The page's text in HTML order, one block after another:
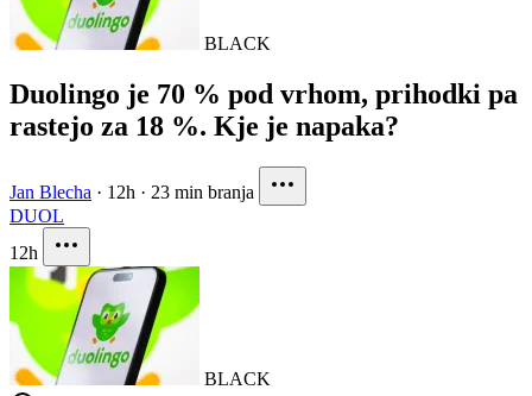
BLACK
Duolingo je 70 % pod vrhom, prihodki pa
rastejo za 18 %. Kje je napaka?
Jan Blecha · 12h · 23 min branja
DUOL
12h
BLACK